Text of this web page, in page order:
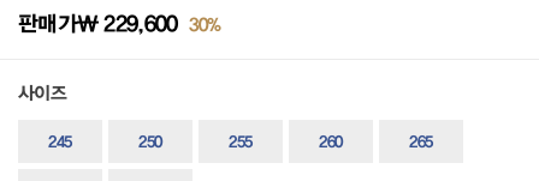
판매가₩ 229,600 30%
사이즈
245 250 255 260 265